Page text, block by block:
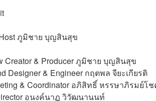
ภูมิชาย บุญสินสุข
Creator & Producerภูมิชาย บุญสินสุข
Designer & Engineerกฤตพล จียะเกียรติ
& Coordinator อภิสิทธิ์​ หรรษาภิรมย์โ
อนงค์นาฏ วิวัฒนานนท์